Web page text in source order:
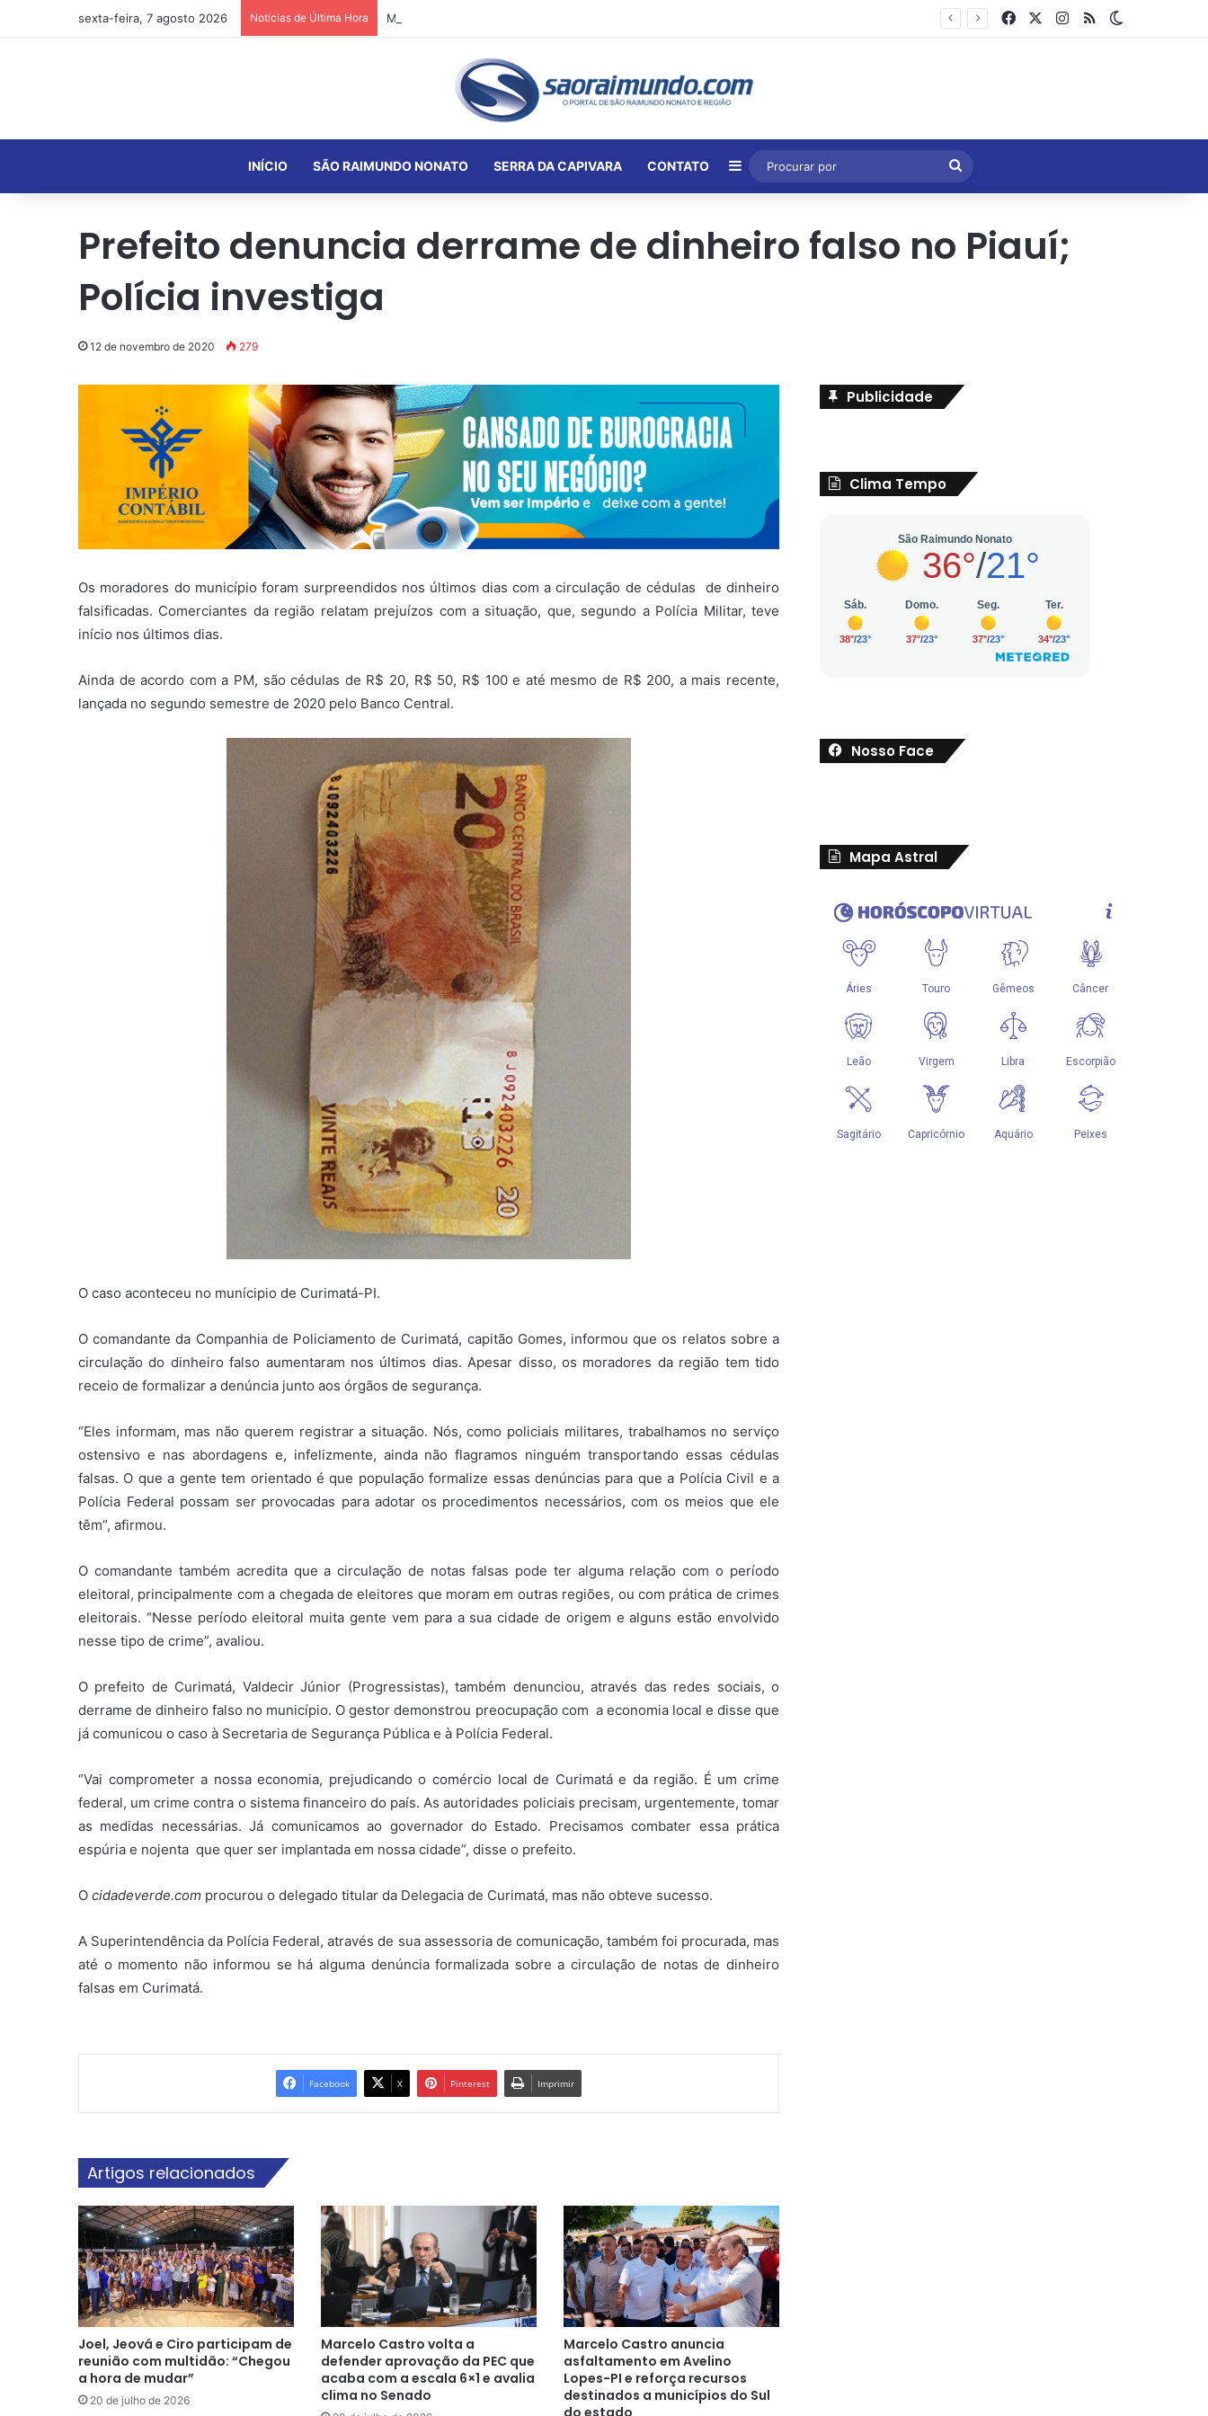
sexta-feira, 7 agosto 2026 Notícias de Última Hora FacebookInstagram
RSS
INÍCIO SÃO RAIMUNDO NONATO SERRA DA CAPIVARA CONTATO Barra Lateral
Procurar
por
Prefeito denuncia derrame de dinheiro falso no Piauí;
Polícia investiga
12 de novembro de 2020 279
Os moradores do município foram surpreendidos nos últimos dias com a circulação de cédulas de dinheiro
falsificadas. Comerciantes da região relatam prejuízos com a situação, que, segundo a Polícia Militar, teve
início nos últimos dias.
Ainda de acordo com a PM, são cédulas de R$ 20, R$ 50, R$ 100 e até mesmo de R$ 200, a mais recente,
lançada no segundo semestre de 2020 pelo Banco Central.
O caso aconteceu no munícipio de Curimatá-PI.
O comandante da Companhia de Policiamento de Curimatá, capitão Gomes, informou que os relatos sobre a
circulação do dinheiro falso aumentaram nos últimos dias. Apesar disso, os moradores da região tem tido
receio de formalizar a denúncia junto aos órgãos de segurança.
“Eles informam, mas não querem registrar a situação. Nós, como policiais militares, trabalhamos no serviço
ostensivo e nas abordagens e, infelizmente, ainda não flagramos ninguém transportando essas cédulas
falsas. O que a gente tem orientado é que população formalize essas denúncias para que a Polícia Civil e a
Polícia Federal possam ser provocadas para adotar os procedimentos necessários, com os meios que ele
têm”, afirmou.
O comandante também acredita que a circulação de notas falsas pode ter alguma relação com o período
eleitoral, principalmente com a chegada de eleitores que moram em outras regiões, ou com prática de crimes
eleitorais. “Nesse período eleitoral muita gente vem para a sua cidade de origem e alguns estão envolvido
nesse tipo de crime”, avaliou.
O prefeito de Curimatá, Valdecir Júnior (Progressistas), também denunciou, através das redes sociais, o
derrame de dinheiro falso no município. O gestor demonstrou preocupação com a economia local e disse que
já comunicou o caso à Secretaria de Segurança Pública e à Polícia Federal.
“Vai comprometer a nossa economia, prejudicando o comércio local de Curimatá e da região. É um crime
federal, um crime contra o sistema financeiro do país. As autoridades policiais precisam, urgentemente, tomar
as medidas necessárias. Já comunicamos ao governador do Estado. Precisamos combater essa prática
espúria e nojenta que quer ser implantada em nossa cidade”, disse o prefeito.
O cidadeverde.com procurou o delegado titular da Delegacia de Curimatá, mas não obteve sucesso.
A Superintendência da Polícia Federal, através de sua assessoria de comunicação, também foi procurada, mas
até o momento não informou se há alguma denúncia formalizada sobre a circulação de notas de dinheiro
falsas em Curimatá.
Facebook X Pinterest Imprimir
Artigos relacionados
Joel, Jeová e Ciro participam de
reunião com multidão: “Chegou
a hora de mudar”
20 de julho de 2026
Marcelo Castro volta a
defender aprovação da PEC que
acaba com a escala 6×1 e avalia
clima no Senado
Marcelo Castro anuncia
asfaltamento em Avelino
Lopes-PI e reforça recursos
destinados a municípios do Sul
do estado
Publicidade
Clima Tempo
Nosso Face
Mapa Astral